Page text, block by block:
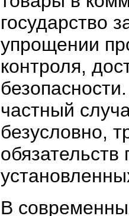
государство
упрощении
контроля,
частный
безусловно,
В